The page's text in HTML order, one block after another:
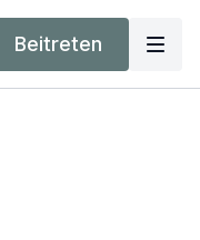
Beitreten